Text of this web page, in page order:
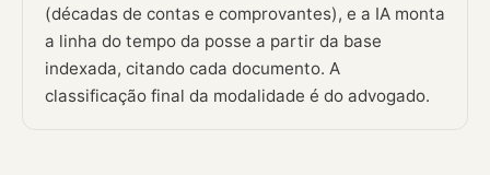
(décadas de contas e comprovantes), e a IA monta
a linha do tempo da posse a partir da base
indexada, citando cada documento. A
classificação final da modalidade é do advogado.